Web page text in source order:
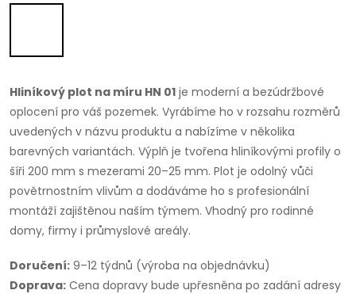
Hliníkový plot na míru HN 01 je moderní a bezúdržbové
oplocení pro váš pozemek. Vyrábíme ho v rozsahu rozměrů
uvedených v názvu produktu a nabízíme v několika
barevných variantách. Výplň je tvořena hliníkovými profily o
šíři 200 mm s mezerami 20–25 mm. Plot je odolný vůči
povětrnostním vlivům a dodáváme ho s profesionální
montáží zajištěnou naším týmem. Vhodný pro rodinné
domy, firmy i průmyslové areály.
Doručení: 9–12 týdnů (výroba na objednávku)
Doprava: Cena dopravy bude upřesněna po zadání adresy